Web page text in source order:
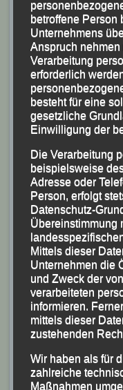
Tobias Schreindl
Bei den 65jährigen,
Runden zu laufen
(SVG Ruhstorf) den
LG-Oldies Franz
Fünf und Georg
betroffene Person
Unternehmens
Anspruch
Verarbeitung
erforderlich
besteht für eine
gesetzliche
Einwilligung der
Die Verarbeitung
beispielsweise
Adresse oder
Person, erfolgt
Datenschutz-
Übereinstimmung
Mittels dieser
Unternehmen die
und Zweck der
verarbeiteten
informieren.
mittels dieser
zustehenden
Wir haben als für
zahlreiche
Maßnahmen